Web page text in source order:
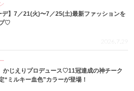
デ】7／21(火)〜7／25(土)最新ファッションを
♡
2026.7.29
かじえりプロデュース♡11冠達成の神チーク
“ミルキー血色”カラーが登場！